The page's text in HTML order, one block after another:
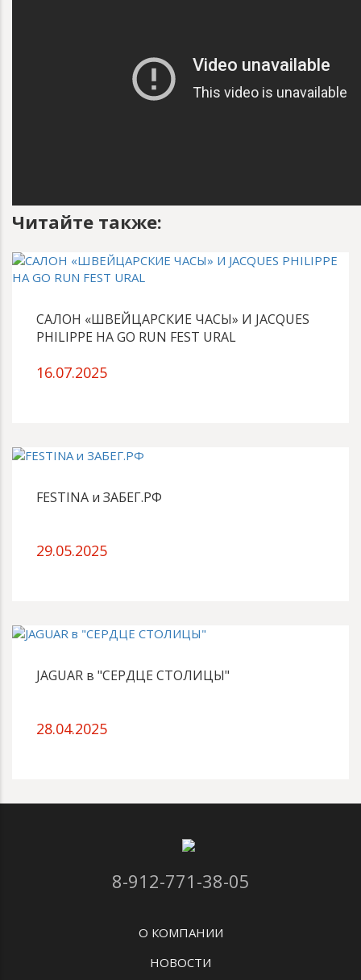
Читайте также:
САЛОН «ШВЕЙЦАРСКИЕ ЧАСЫ» И JACQUES
PHILIPPE НА GO RUN FEST URAL
16.07.2025
FESTINA и ЗАБЕГ.РФ
29.05.2025
JAGUAR в "СЕРДЦЕ СТОЛИЦЫ"
28.04.2025
8-912-771-38-05
О КОМПАНИИ
НОВОСТИ